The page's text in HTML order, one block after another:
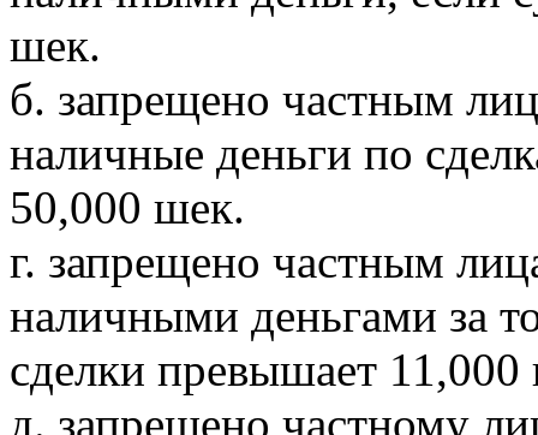
шек.
б. запрещено частным
наличные деньги по
50,000 шек.
г. запрещено частным
наличными деньгами за
сделки превышает
д. запрещено частному